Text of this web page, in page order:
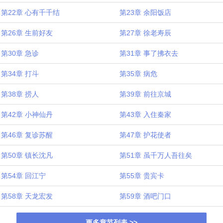
第22章 心有千千结 第23章 余阳饭店
第26章 生前好友 第27章 徐老寿辰
第30章 急诊 第31章 事了拂衣去
第34章 打斗 第35章 病危
第38章 捞人 第39章 前往京城
第42章 小神仙丹 第43章 入住秦家
第46章 复诊苏醒 第47章 护花使者
第50章 镇长沈凡 第51章 虽千万人吾往矣
第54章 回江宁 第55章 贵宾卡
第58章 天龙宏发 第59章 酒吧门口